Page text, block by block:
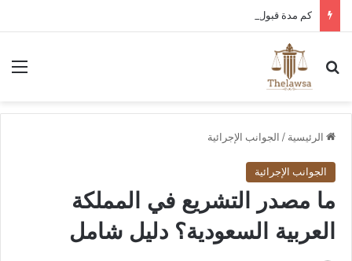
كم مدة قبول أو رفض عقد العمل الإلكتروني في قوى؟
بحث عن
الرئيسية / الجوانب الإجرائية
الجوانب الإجرائية
ما مصدر التشريع في المملكة
العربية السعودية؟ دليل شامل